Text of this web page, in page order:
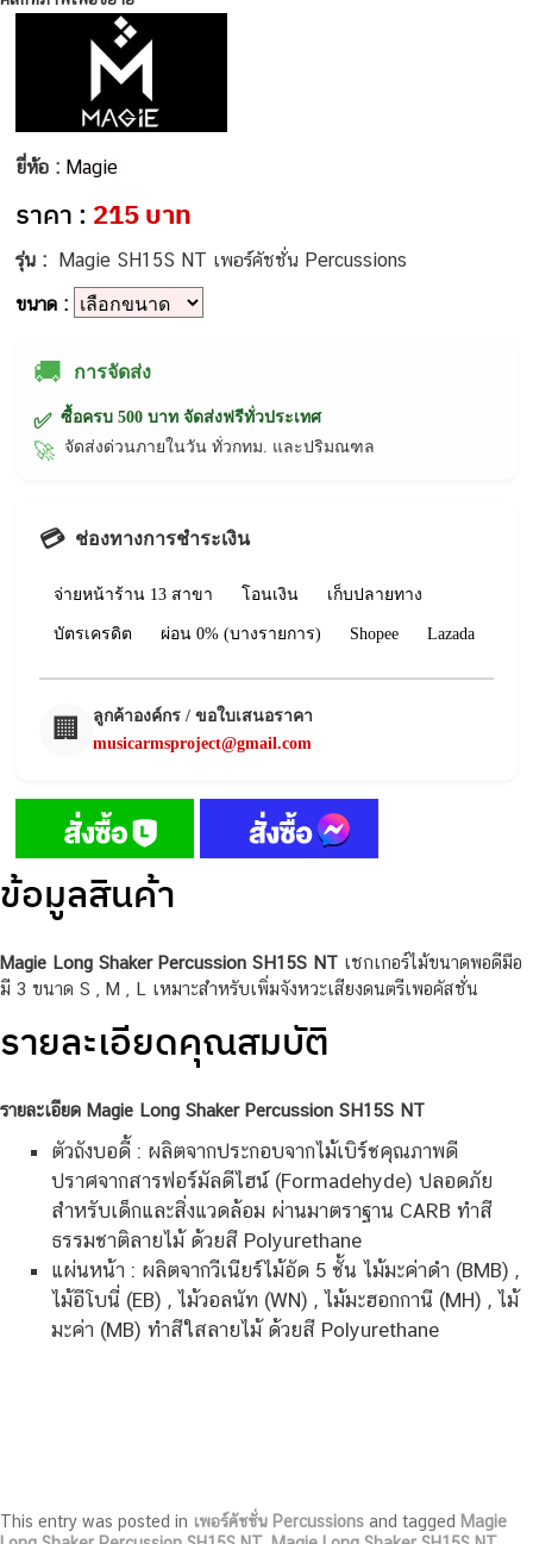
ยี่ห้อ : Magie
ราคา : 215 บาท
รุ่น : Magie SH15S NT เพอร์คัชชั่น Percussions
ขนาด :
🚚 การจัดส่ง
✅ ซื้อครบ 500 บาท จัดส่งฟรีทั่วประเทศ
🚀 จัดส่งด่วนภายในวัน ทั่วกทม. และปริมณฑล
💳 ช่องทางการชำระเงิน
จ่ายหน้าร้าน 13 สาขา โอนเงิน เก็บปลายทาง
บัตรเครดิต ผ่อน 0% (บางรายการ) Shopee Lazada
🏢
ลูกค้าองค์กร / ขอใบเสนอราคา
musicarmsproject@gmail.com
ข้อมูลสินค้า
Magie Long Shaker Percussion SH15S NT เชกเกอร์ไม้ขนาดพอดีมือ
มี 3 ขนาด S , M , L เหมาะสำหรับเพิ่มจังหวะเสียงดนตรีเพอคัสชั่น
รายละเอียดคุณสมบัติ
รายละเอียด Magie Long Shaker Percussion SH15S NT
ตัวถังบอดี้ : ผลิตจากประกอบจากไม้เบิร์ชคุณภาพดี
ปราศจากสารฟอร์มัลดีไฮน์ (Formadehyde) ปลอดภัย
สำหรับเด็กและสิ่งแวดล้อม ผ่านมาตราฐาน CARB ทำสี
ธรรมชาติลายไม้ ด้วยสี Polyurethane
แผ่นหน้า : ผลิตจากวีเนียร์ไม้อัด 5 ชั้น ไม้มะค่าดำ (BMB) ,
ไม้อีโบนี่ (EB) , ไม้วอลนัท (WN) , ไม้มะฮอกกานี (MH) , ไม้
มะค่า (MB) ทำสีใสลายไม้ ด้วยสี Polyurethane
This entry was posted in เพอร์คัชชั่น Percussions and tagged Magie